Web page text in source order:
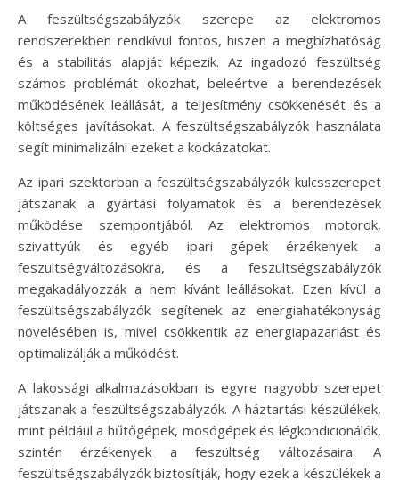
A feszültségszabályzók szerepe az elektromos
rendszerekben rendkívül fontos, hiszen a megbízhatóság
és a stabilitás alapját képezik. Az ingadozó feszültség
számos problémát okozhat, beleértve a berendezések
működésének leállását, a teljesítmény csökkenését és a
költséges javításokat. A feszültségszabályzók használata
segít minimalizálni ezeket a kockázatokat.
Az ipari szektorban a feszültségszabályzók kulcsszerepet
játszanak a gyártási folyamatok és a berendezések
működése szempontjából. Az elektromos motorok,
szivattyúk és egyéb ipari gépek érzékenyek a
feszültségváltozásokra, és a feszültségszabályzók
megakadályozzák a nem kívánt leállásokat. Ezen kívül a
feszültségszabályzók segítenek az energiahatékonyság
növelésében is, mivel csökkentik az energiapazarlást és
optimalizálják a működést.
A lakossági alkalmazásokban is egyre nagyobb szerepet
játszanak a feszültségszabályzók. A háztartási készülékek,
mint például a hűtőgépek, mosógépek és légkondicionálók,
szintén érzékenyek a feszültség változásaira. A
feszültségszabályzók biztosítják, hogy ezek a készülékek a